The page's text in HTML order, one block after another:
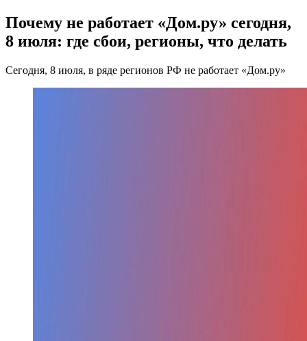
Почему не работает «Дом.ру» сегодня,
8 июля: где сбои, регионы, что делать
Сегодня, 8 июля, в ряде регионов РФ не работает «Дом.ру»